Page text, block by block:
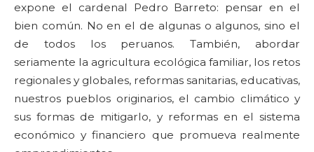
expone el cardenal Pedro Barreto: pensar en el
bien común. No en el de algunas o algunos, sino el
de todos los peruanos. También, abordar
seriamente la agricultura ecológica familiar, los retos
regionales y globales, reformas sanitarias, educativas,
nuestros pueblos originarios, el cambio climático y
sus formas de mitigarlo, y reformas en el sistema
económico y financiero que promueva realmente